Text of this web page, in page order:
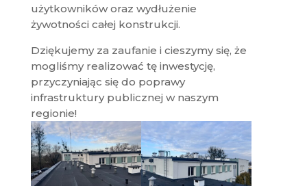
użytkowników oraz wydłużenie
żywotności całej konstrukcji.
Dziękujemy za zaufanie i cieszymy się, że
mogliśmy realizować tę inwestycję,
przyczyniając się do poprawy
infrastruktury publicznej w naszym
regionie!